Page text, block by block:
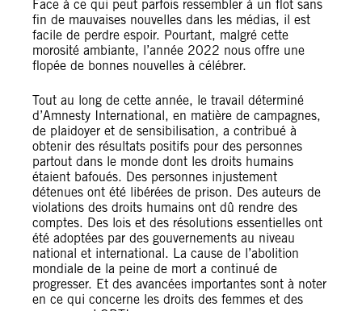
Face à ce qui peut parfois ressembler à un flot sans
fin de mauvaises nouvelles dans les médias, il est
facile de perdre espoir. Pourtant, malgré cette
morosité ambiante, l’année 2022 nous offre une
flopée de bonnes nouvelles à célébrer.
Tout au long de cette année, le travail déterminé
d’Amnesty International, en matière de campagnes,
de plaidoyer et de sensibilisation, a contribué à
obtenir des résultats positifs pour des personnes
partout dans le monde dont les droits humains
étaient bafoués. Des personnes injustement
détenues ont été libérées de prison. Des auteurs de
violations des droits humains ont dû rendre des
comptes. Des lois et des résolutions essentielles ont
été adoptées par des gouvernements au niveau
national et international. La cause de l’abolition
mondiale de la peine de mort a continué de
progresser. Et des avancées importantes sont à noter
en ce qui concerne les droits des femmes et des